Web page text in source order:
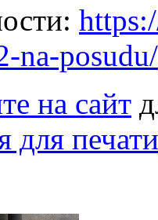
na-posudu/
на сайт
для печати